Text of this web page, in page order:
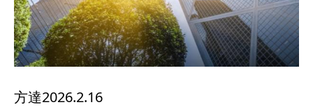
方達2026.2.16